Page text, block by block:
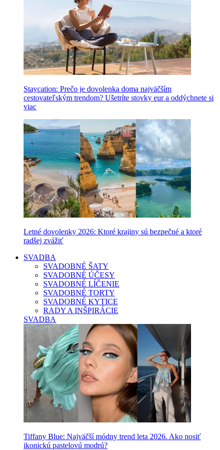
Staycation: Prečo je dovolenka doma najväčším
cestovateľským trendom? Ušetríte stovky eur a oddýchnete si
viac
Letné dovolenky 2026: Ktoré krajiny sú bezpečné a ktoré
radšej zvážiť
SVADBA
SVADOBNÉ ŠATY
SVADOBNÉ ÚČESY
SVADOBNÉ LÍČENIE
SVADOBNÉ TORTY
SVADOBNÉ KYTICE
RADY A INŠPIRÁCIE
SVADBA
Tiffany Blue: Najväčší módny trend leta 2026. Ako nosiť
ikonickú pastelovú modrú?